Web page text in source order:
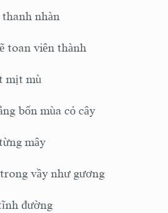
nhàn
toan viên thành
mịt mù
bốn mùa cỏ cây
mây
vầy như gương
đường